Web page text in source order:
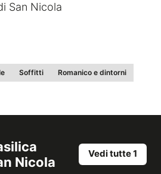
San Nicola
Soffitti Romanico e dintorni
Nicola
Vedi tutte 1